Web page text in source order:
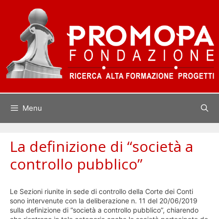
contenuto
Menu
La definizione di “società a
controllo pubblico”
Le Sezioni riunite in sede di controllo della Corte dei Conti
sono intervenute con la deliberazione n. 11 del 20/06/2019
sulla definizione di “società a controllo pubblico”, chiarendo